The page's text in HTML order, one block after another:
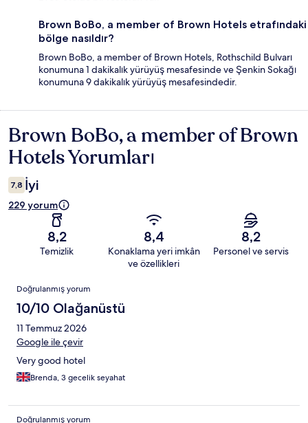
Brown BoBo, a member of Brown Hotels etrafındaki
bölge nasıldır?
Brown BoBo, a member of Brown Hotels, Rothschild Bulvarı
konumuna 1 dakikalık yürüyüş mesafesinde ve Şenkin Sokağı
konumuna 9 dakikalık yürüyüş mesafesindedir.
Yorumlar
Brown BoBo, a member of Brown
Hotels Yorumları
7,8 İyi
229 yorum
8,2
Temizlik
8,4
Konaklama yeri imkân
ve özellikleri
8,2
Personel ve servis
Yorumlar
Doğrulanmış yorum
10/10 Olağanüstü
11 Temmuz 2026
Google ile çevir
Very good hotel
Brenda, 3 gecelik seyahat
Doğrulanmış yorum